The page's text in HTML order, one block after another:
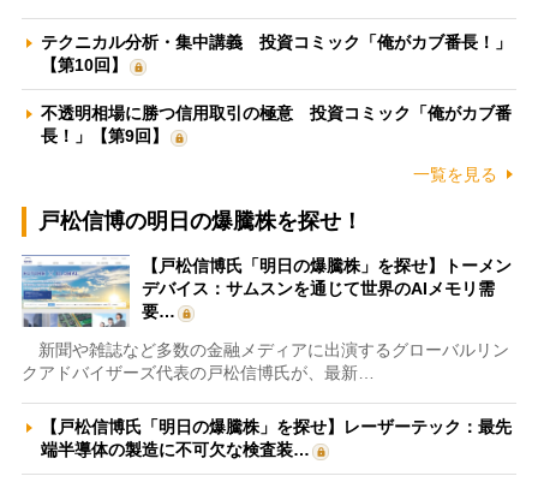
テクニカル分析・集中講義 投資コミック「俺がカブ番長！」
【第10回】
不透明相場に勝つ信用取引の極意 投資コミック「俺がカブ番
長！」【第9回】
一覧を見る
戸松信博の明日の爆騰株を探せ！
【戸松信博氏「明日の爆騰株」を探せ】トーメン
デバイス：サムスンを通じて世界のAIメモリ需
要…
新聞や雑誌など多数の金融メディアに出演するグローバルリン
クアドバイザーズ代表の戸松信博氏が、最新…
【戸松信博氏「明日の爆騰株」を探せ】レーザーテック：最先
端半導体の製造に不可欠な検査装…